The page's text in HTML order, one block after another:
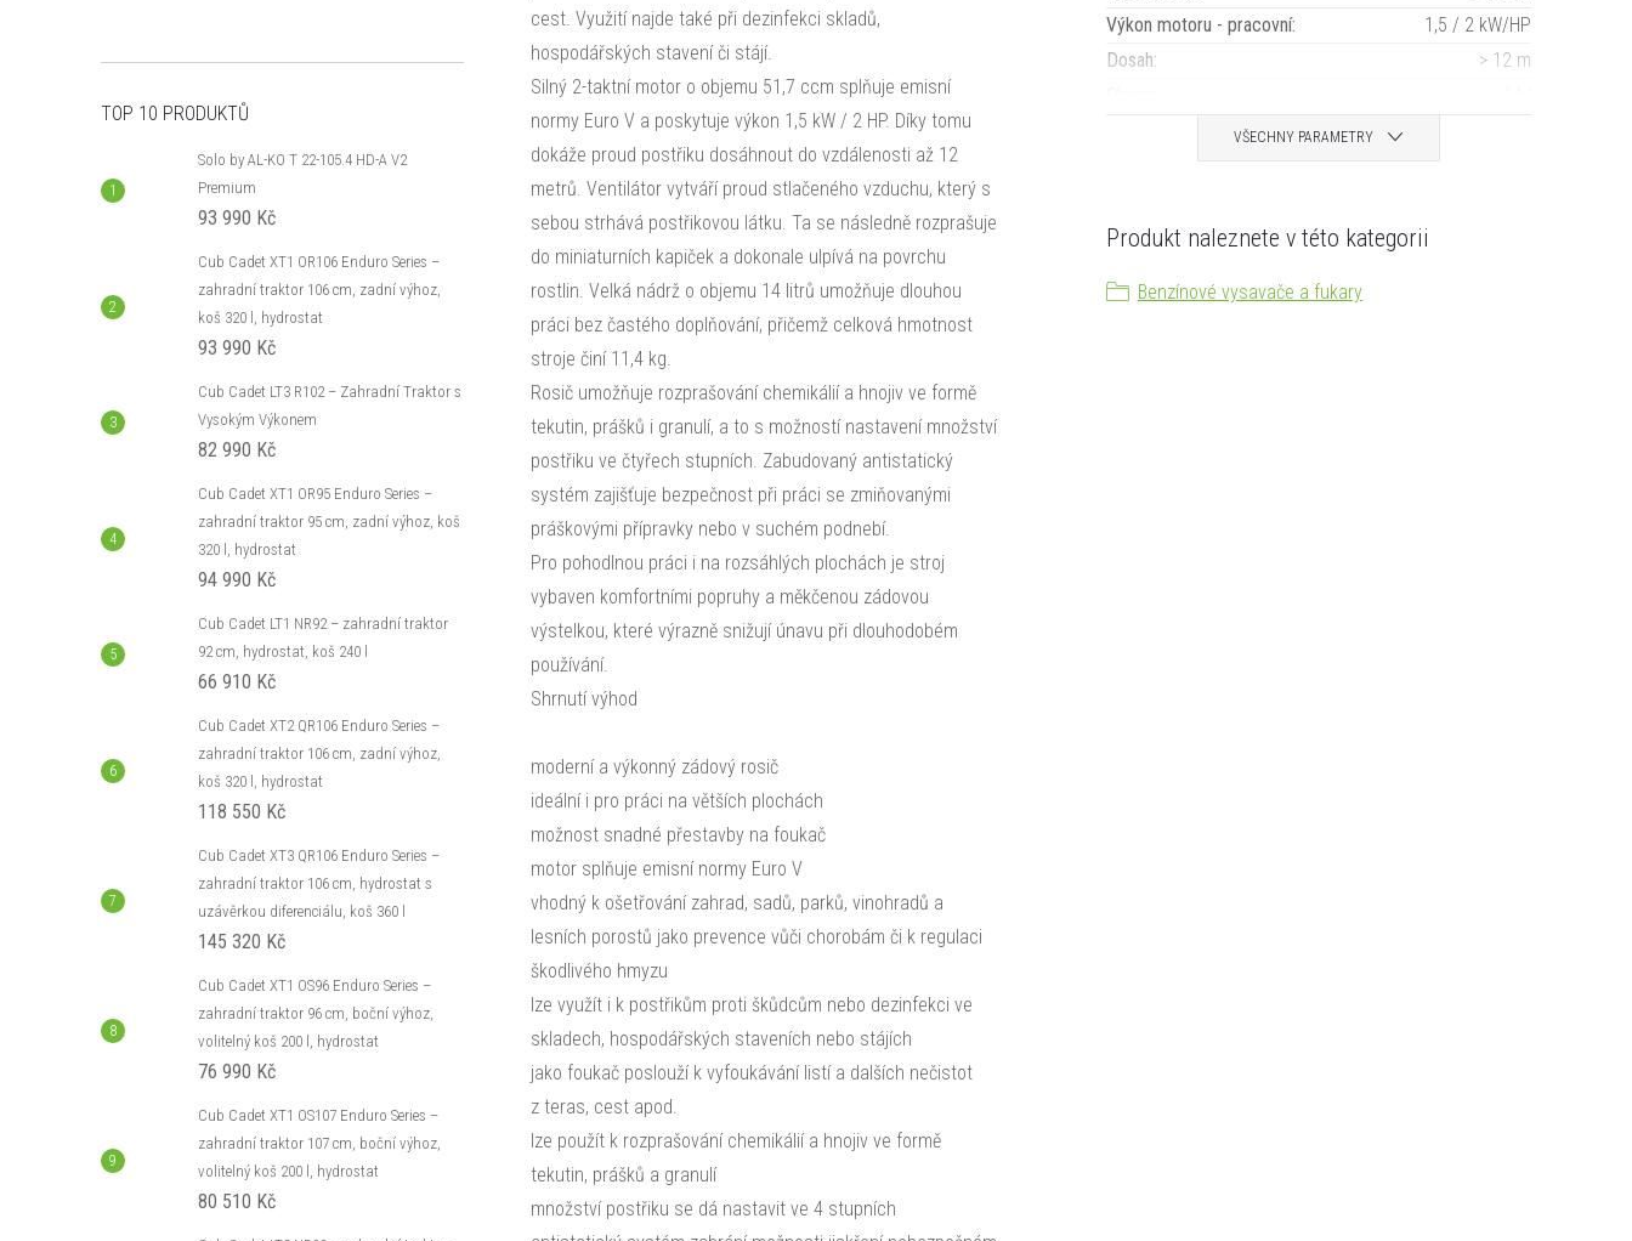
TOP 10 PRODUKTŮ
Solo by AL-KO T 22-105.4 HD-A V2
Premium
93 990 Kč
Cub Cadet XT1 OR106 Enduro Series –
zahradní traktor 106 cm, zadní výhoz,
koš 320 l, hydrostat
93 990 Kč
Cub Cadet LT3 R102 – Zahradní Traktor s
Vysokým Výkonem
82 990 Kč
Cub Cadet XT1 OR95 Enduro Series –
zahradní traktor 95 cm, zadní výhoz, koš
320 l, hydrostat
94 990 Kč
Cub Cadet LT1 NR92 – zahradní traktor
92 cm, hydrostat, koš 240 l
66 910 Kč
Cub Cadet XT2 QR106 Enduro Series –
zahradní traktor 106 cm, zadní výhoz,
koš 320 l, hydrostat
118 550 Kč
Cub Cadet XT3 QR106 Enduro Series –
zahradní traktor 106 cm, hydrostat s
uzávěrkou diferenciálu, koš 360 l
145 320 Kč
Cub Cadet XT1 OS96 Enduro Series –
zahradní traktor 96 cm, boční výhoz,
volitelný koš 200 l, hydrostat
76 990 Kč
Cub Cadet XT1 OS107 Enduro Series –
zahradní traktor 107 cm, boční výhoz,
volitelný koš 200 l, hydrostat
80 510 Kč
cest. Využití najde také při dezinfekci skladů,
hospodářských stavení či stájí.
Silný 2-taktní motor o objemu 51,7 ccm splňuje emisní
normy Euro V a poskytuje výkon 1,5 kW / 2 HP. Díky tomu
dokáže proud postřiku dosáhnout do vzdálenosti až 12
metrů. Ventilátor vytváří proud stlačeného vzduchu, který s
sebou strhává postřikovou látku. Ta se následně rozprašuje
do miniaturních kapiček a dokonale ulpívá na povrchu
rostlin. Velká nádrž o objemu 14 litrů umožňuje dlouhou
práci bez častého doplňování, přičemž celková hmotnost
stroje činí 11,4 kg.
Rosič umožňuje rozprašování chemikálií a hnojiv ve formě
tekutin, prášků i granulí, a to s možností nastavení množství
postřiku ve čtyřech stupních. Zabudovaný antistatický
systém zajišťuje bezpečnost při práci se zmiňovanými
práškovými přípravky nebo v suchém podnebí.
Pro pohodlnou práci i na rozsáhlých plochách je stroj
vybaven komfortními popruhy a měkčenou zádovou
výstelkou, které výrazně snižují únavu při dlouhodobém
používání.
Shrnutí výhod
moderní a výkonný zádový rosič
ideální i pro práci na větších plochách
možnost snadné přestavby na foukač
motor splňuje emisní normy Euro V
vhodný k ošetřování zahrad, sadů, parků, vinohradů a
lesních porostů jako prevence vůči chorobám či k regulaci
škodlivého hmyzu
lze využít i k postřikům proti škůdcům nebo dezinfekci ve
skladech, hospodářských staveních nebo stájích
jako foukač poslouží k vyfoukávání listí a dalších nečistot
z teras, cest apod.
lze použít k rozprašování chemikálií a hnojiv ve formě
tekutin, prášků a granulí
množství postřiku se dá nastavit ve 4 stupních
Výkon motoru - pracovní:
1,5 / 2 kW/HP
Dosah:
> 12 m
VŠECHNY PARAMETRY
Produkt naleznete v této kategorii
Benzínové vysavače a fukary